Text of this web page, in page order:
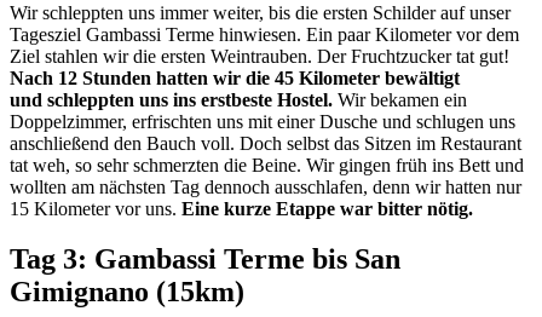
Wir schleppten uns immer weiter, bis die ersten Schilder auf unser
Tagesziel Gambassi Terme hinwiesen. Ein paar Kilometer vor dem
Ziel stahlen wir die ersten Weintrauben. Der Fruchtzucker tat gut!
Nach 12 Stunden hatten wir die 45 Kilometer bewältigt
und schleppten uns ins erstbeste Hostel. Wir bekamen ein
Doppelzimmer, erfrischten uns mit einer Dusche und schlugen uns
anschließend den Bauch voll. Doch selbst das Sitzen im Restaurant
tat weh, so sehr schmerzten die Beine. Wir gingen früh ins Bett und
wollten am nächsten Tag dennoch ausschlafen, denn wir hatten nur
15 Kilometer vor uns. Eine kurze Etappe war bitter nötig.
Tag 3: Gambassi Terme bis San
Gimignano (15km)